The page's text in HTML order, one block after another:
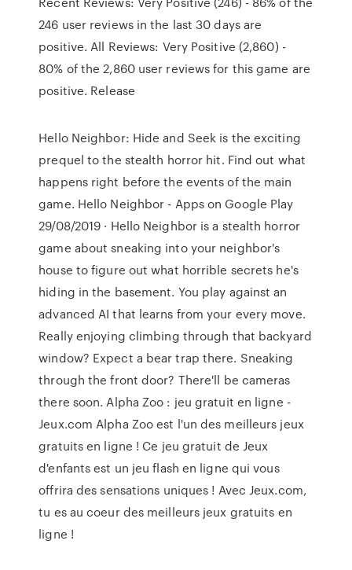
246 user reviews in the last 30 days are
positive. All Reviews: Very Positive (2,860) -
80% of the 2,860 user reviews for this game are
positive. Release
Hello Neighbor: Hide and Seek is the exciting
prequel to the stealth horror hit. Find out what
happens right before the events of the main
game. Hello Neighbor - Apps on Google Play
29/08/2019 · Hello Neighbor is a stealth horror
game about sneaking into your neighbor's
house to figure out what horrible secrets he's
hiding in the basement. You play against an
advanced AI that learns from your every move.
Really enjoying climbing through that backyard
window? Expect a bear trap there. Sneaking
through the front door? There'll be cameras
there soon. Alpha Zoo : jeu gratuit en ligne -
Jeux.com Alpha Zoo est l'un des meilleurs jeux
gratuits en ligne ! Ce jeu gratuit de Jeux
d'enfants est un jeu flash en ligne qui vous
offrira des sensations uniques ! Avec Jeux.com,
tu es au coeur des meilleurs jeux gratuits en
ligne !